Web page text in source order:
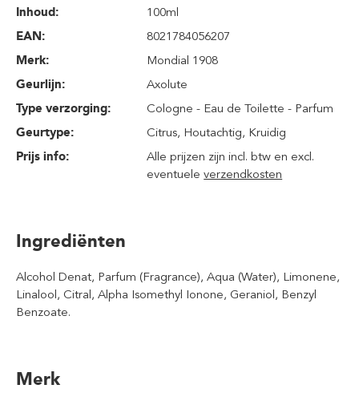
Inhoud:
100ml
EAN:
8021784056207
Merk:
Mondial 1908
Geurlijn:
Axolute
Type verzorging:
Cologne - Eau de Toilette - Parfum
Geurtype:
Citrus, Houtachtig, Kruidig
Prijs info:
Alle prijzen zijn incl. btw en excl.
eventueleverzendkosten
Ingrediënten
Alcohol Denat, Parfum (Fragrance), Aqua (Water), Limonene,
Linalool, Citral, Alpha Isomethyl Ionone, Geraniol, Benzyl
Benzoate.
Merk